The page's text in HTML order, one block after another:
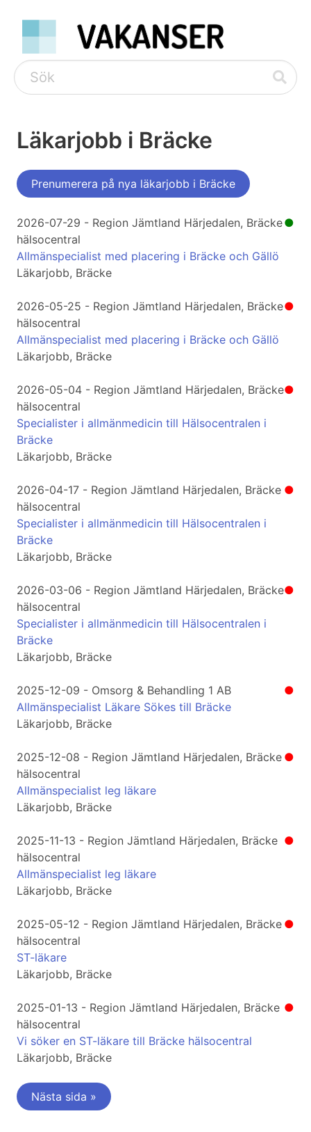
Läkarjobb i Bräcke
Prenumerera på nya läkarjobb i Bräcke
●
2026-07-29 - Region Jämtland Härjedalen, Bräcke
hälsocentral
Allmänspecialist med placering i Bräcke och Gällö
Läkarjobb, Bräcke
●
2026-05-25 - Region Jämtland Härjedalen, Bräcke
hälsocentral
Allmänspecialist med placering i Bräcke och Gällö
Läkarjobb, Bräcke
●
2026-05-04 - Region Jämtland Härjedalen, Bräcke
hälsocentral
Specialister i allmänmedicin till Hälsocentralen i
Bräcke
Läkarjobb, Bräcke
●
2026-04-17 - Region Jämtland Härjedalen, Bräcke
hälsocentral
Specialister i allmänmedicin till Hälsocentralen i
Bräcke
Läkarjobb, Bräcke
●
2026-03-06 - Region Jämtland Härjedalen, Bräcke
hälsocentral
Specialister i allmänmedicin till Hälsocentralen i
Bräcke
Läkarjobb, Bräcke
●
2025-12-09 - Omsorg & Behandling 1 AB
Allmänspecialist Läkare Sökes till Bräcke
Läkarjobb, Bräcke
●
2025-12-08 - Region Jämtland Härjedalen, Bräcke
hälsocentral
Allmänspecialist leg läkare
Läkarjobb, Bräcke
●
2025-11-13 - Region Jämtland Härjedalen, Bräcke
hälsocentral
Allmänspecialist leg läkare
Läkarjobb, Bräcke
●
2025-05-12 - Region Jämtland Härjedalen, Bräcke
hälsocentral
ST-läkare
Läkarjobb, Bräcke
●
2025-01-13 - Region Jämtland Härjedalen, Bräcke
hälsocentral
Vi söker en ST-läkare till Bräcke hälsocentral
Läkarjobb, Bräcke
Nästa sida »